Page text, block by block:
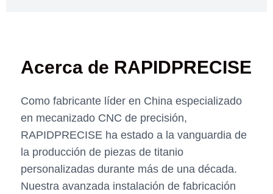
Acerca de RAPIDPRECISE
Como fabricante líder en China especializado
en mecanizado CNC de precisión,
RAPIDPRECISE ha estado a la vanguardia de
la producción de piezas de titanio
personalizadas durante más de una década.
Nuestra avanzada instalación de fabricación